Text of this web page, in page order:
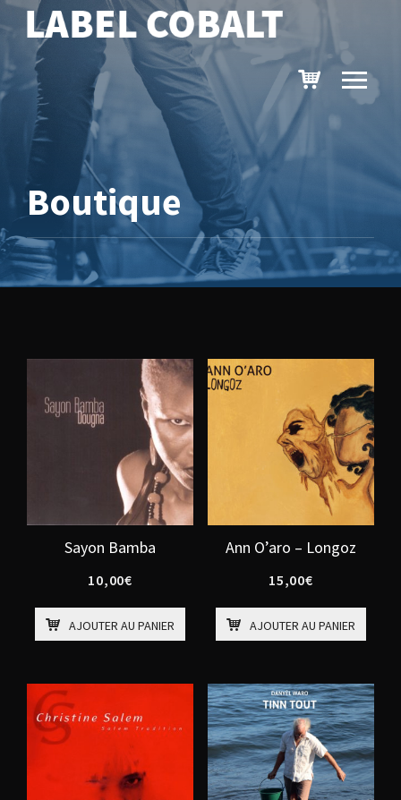
Boutique
Sayon Bamba
10,00€
AJOUTER AU PANIER
Ann O’aro – Longoz
15,00€
AJOUTER AU PANIER